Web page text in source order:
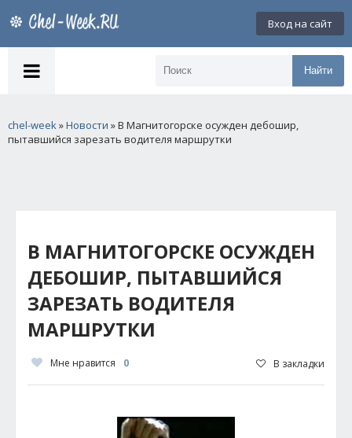
Вход на сайт
Найти
chel-week»Новости » В Магнитогорске осужден дебошир,
пытавшийся зарезать водителя маршрутки
В МАГНИТОГОРСКЕ ОСУЖДЕН
ДЕБОШИР, ПЫТАВШИЙСЯ
ЗАРЕЗАТЬ ВОДИТЕЛЯ
МАРШРУТКИ
Мне нравится 0 В закладки